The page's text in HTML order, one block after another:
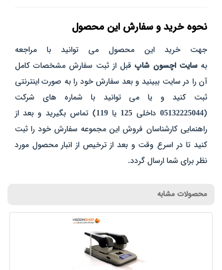
نحوه خرید و سفارش این محصول
جهت خرید این محصول می توانید با مراجعه
بهسایتاچسونشاپ قبل از ثبت سفارش مشخصات کامل
آن را در سایت ببینید و بعد سفارش خود را به صورت اینترنتی
ثبت کنید و یا می توانید با شماره های شرکت
(
05132225044 داخلی125 یا119) تماس بگیرید و بعد از
راهنمایی کارشناسان فروش این مجموعه سفارش خود را ثبت
کنید تا در اسرع وقت و بعد از ترخیص از انبار محصول مورد
نظر برای شما ارسال گردد.
محصولات مشابه